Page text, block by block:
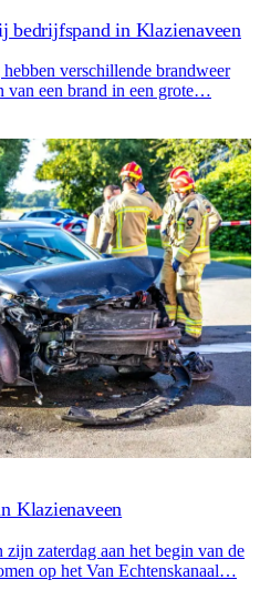
bedrijfspand in Klazienaveen
verschillende brandweer
van een brand in een grote…
Klazienaveen
zaterdag aan het begin van de
op het Van Echtenskanaal…